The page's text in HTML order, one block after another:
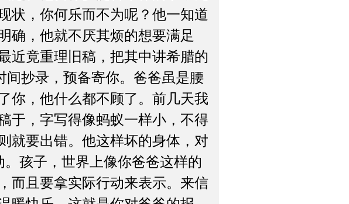
状，你何乐而不为呢？他一知道
确，他就不厌其烦的想要满足
近竟重理旧稿，把其中讲希腊的
间抄录，预备寄你。爸爸虽是腰
你，他什么都不顾了。前几天我
于，字写得像蚂蚁一样小，不得
就要出错。他这样坏的身体，对
孩子，世界上像你爸爸这样的
而且要拿实际行动来表示。来信